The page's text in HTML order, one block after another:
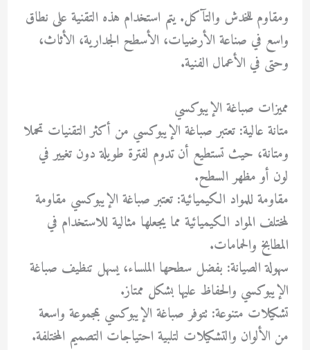
ومقاوم للخدش والتآكل. يتم استخدام هذه التقنية على نطاق
واسع في صناعة الأرضيات، الأسطح الجدارية، الأثاث،
وحتى في الأعمال الفنية.
مميزات صباغة الإيبوكسي
متانة عالية: تعتبر صباغة الإيبوكسي من أكثر التقنيات تحملا
ومتانة، حيث تستطيع أن تدوم لفترة طويلة دون تغيير في
لون أو مظهر السطح.
مقاومة للمواد الكيميائية: تعتبر صباغة الإيبوكسي مقاومة
لمختلف المواد الكيميائية مما يجعلها مثالية للاستخدام في
المطابخ والحمامات.
سهولة الصيانة: بفضل سطحها الملساء، يسهل تنظيف صباغة
الإيبوكسي والحفاظ عليها بشكل ممتاز.
تشكيلات متنوعة: تتوفر صباغة الإيبوكسي بمجموعة واسعة
من الألوان والتشكيلات لتلبية احتياجات التصميم المختلفة.